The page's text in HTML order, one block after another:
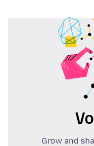
Grow and